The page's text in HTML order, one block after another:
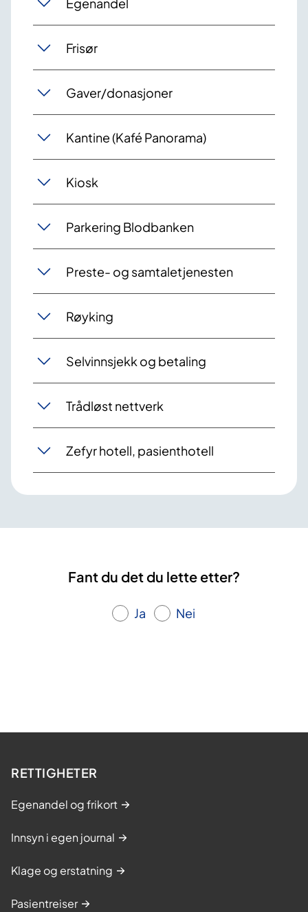
Frisør
Gaver/donasjoner
Kantine (Kafé Panorama)
Kiosk
Parkering Blodbanken
Preste- og samtaletjenesten
Røyking
Selvinnsjekk og betaling
Trådløst nettverk
Zefyr hotell, pasienthotell
Fant du det du lette etter?
Ja Nei
RETTIGHETER
Egenandel og frikort
Innsyn i egen journal
Klage og erstatning
Pasientreiser